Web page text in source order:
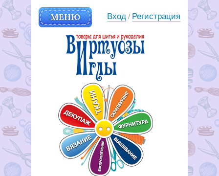
МЕНЮ Вход / Регистрация